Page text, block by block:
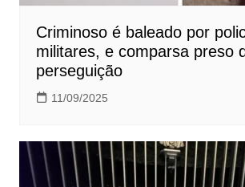
Criminoso é baleado por
militares, e comparsa preso
perseguição
11/09/2025